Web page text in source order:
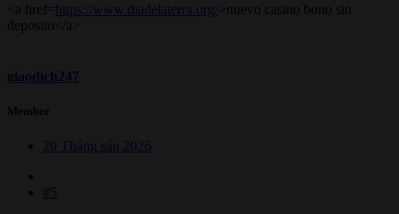
<a href= https://www.diadelaterra.org/
>nuevo casino bono sin
deposito</a>
giaodich247
Member
20 Tháng sáu 2026
#5